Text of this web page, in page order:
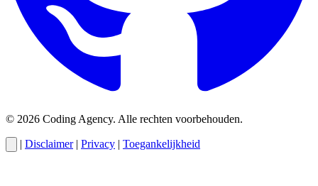
© 2026 Coding Agency. Alle rechten voorbehouden.
| Disclaimer | Privacy | Toegankelijkheid